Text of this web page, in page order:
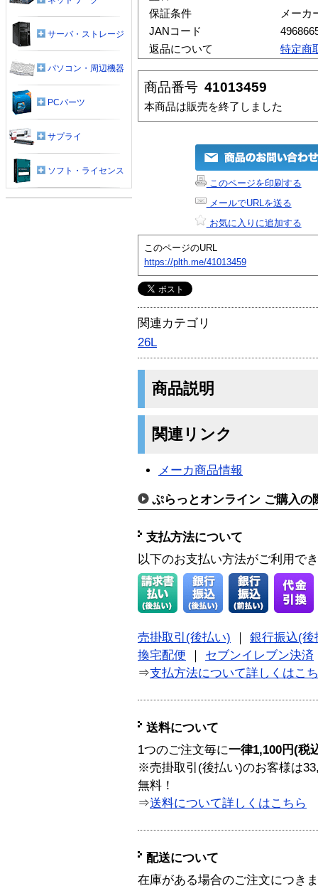
保証条件
メーカ
JANコード
返品について
特定商
商品番号 41013459
本商品は販売を終了しました
このページを印刷する
メールでURLを送る
お気に入りに追加する
このページのURL
https://plth.me/41013459
関連カテゴリ
26L
商品説明
関連リンク
メーカ商品情報
ぷらっとオンライン ご購入の
支払方法について
以下のお支払い方法がご利用で
売掛取引(後払い)
銀行振込(後
換宅配便
セブンイレブン決済
⇒支払方法について詳しくはこ
送料について
1つのご注文毎に一律1,100円(税
※売掛取引(後払い)のお客様は
無料！
⇒送料について詳しくはこちら
配送について
在庫がある場合のご注文につき
サーバ・ストレージ
パソコン・周辺機器
PCパーツ
サプライ
ソフト・ライセンス